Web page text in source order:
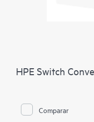
HPE Switch
Comparar